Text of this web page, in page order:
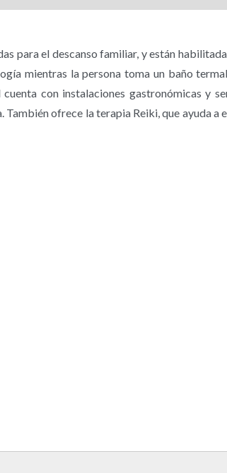
para el descanso familiar, y están
mientras la persona toma un baño
con instalaciones gastronómicas y
ofrece la terapia Reiki, que ayuda a